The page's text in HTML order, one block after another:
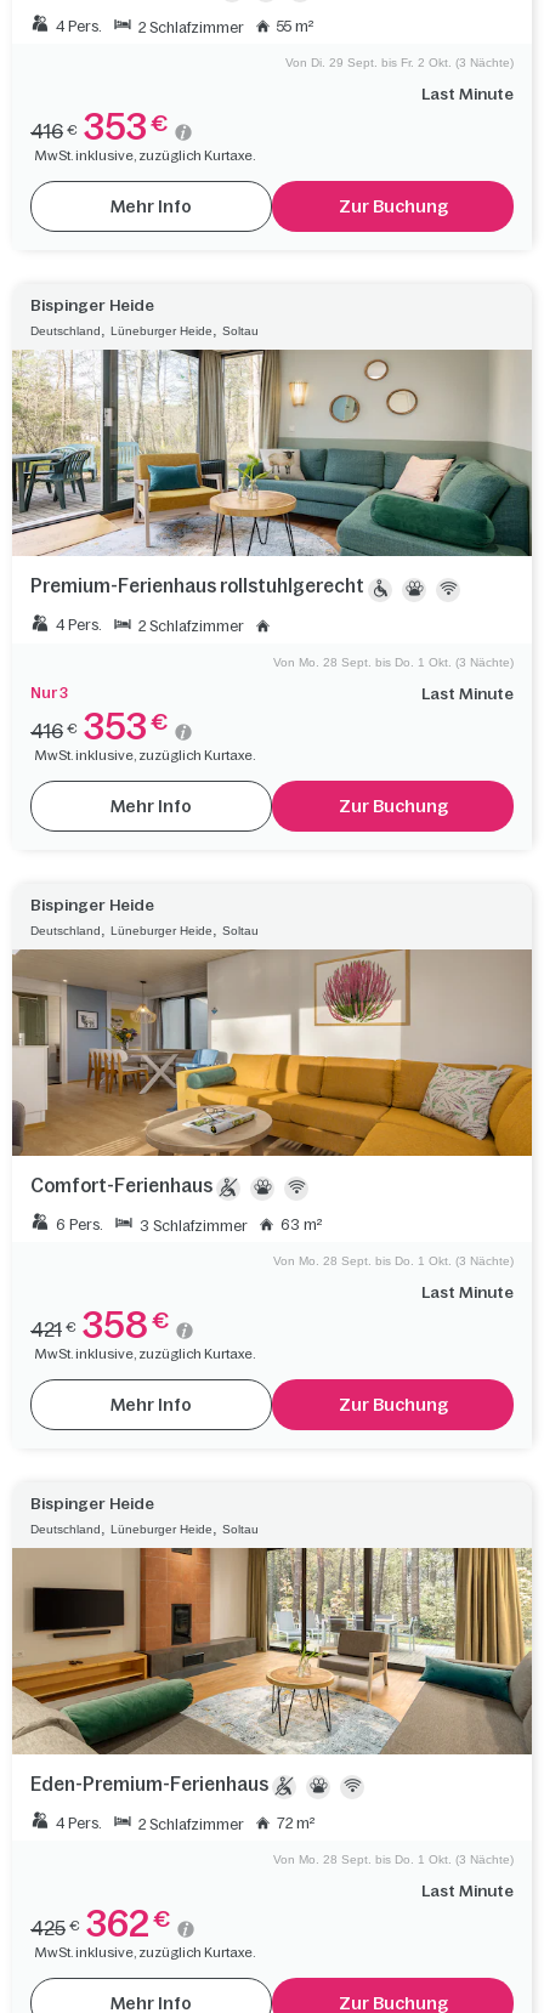
4 Pers. 2 Schlafzimmer 55 m²
Last Minute
Von Di. 29 Sept. bis Fr. 2 Okt. (3 Nächte)
416 € 353 €
MwSt. inklusive, zuzüglich Kurtaxe.
Mehr Info Zur Buchung
Bispinger Heide
Deutschland , Lüneburger Heide, Soltau
Premium-Ferienhaus rollstuhlgerecht
4 Pers. 2 Schlafzimmer
Nur 3 Last Minute
Von Mo. 28 Sept. bis Do. 1 Okt. (3 Nächte)
416 € 353 €
MwSt. inklusive, zuzüglich Kurtaxe.
Mehr Info Zur Buchung
Bispinger Heide
Deutschland Lüneburger Heide Soltau
Comfort-Ferienhaus
6 Pers. 3 Schlafzimmer 63 m²
Last Minute
Von Mo. 28 Sept. bis Do. 1 Okt. (3 Nächte)
421 € 358 €
MwSt. inklusive, zuzüglich Kurtaxe.
Mehr Info Zur Buchung
Bispinger Heide
Deutschland Lüneburger Heide Soltau
Eden-Premium-Ferienhaus
4 Pers. 2 Schlafzimmer 72 m²
Last Minute
Von Mo. 28 Sept. bis Do. 1 Okt. (3 Nächte)
425 € 362 €
MwSt. inklusive, zuzüglich Kurtaxe.
Mehr Info Zur Buchung